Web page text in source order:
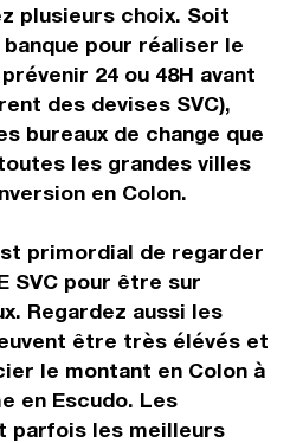
plusieurs choix. Soit
pour réaliser le
24 ou 48H avant
des devises SVC),
bureaux de change que
les grandes villes
en Colon.
primordial de regarder
SVC pour être sur
Regardez aussi les
être très élévés et
le montant en Colon à
en Escudo. Les
parfois les meilleurs